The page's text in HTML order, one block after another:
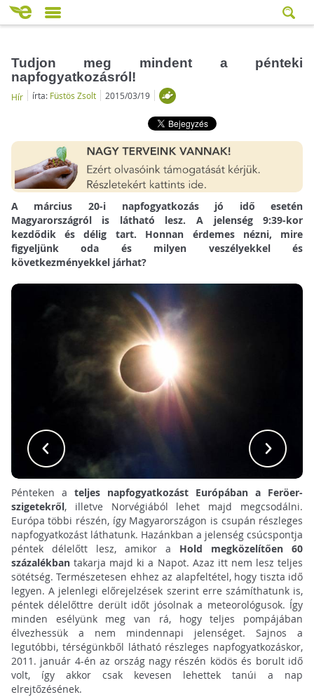
Tudjon meg mindent a pénteki
napfogyatkozásról!
Hír írta: Füstös Zsolt 2015/03/19
A március 20-i napfogyatkozás jó idő esetén
Magyarországról is látható lesz. A jelenség 9:39-kor
kezdődik és délig tart. Honnan érdemes nézni, mire
figyeljünk oda és milyen veszélyekkel és
következményekkel járhat?
Pénteken a teljes napfogyatkozást Európában a Feröer-
szigetekről, illetve Norvégiából lehet majd megcsodálni.
Európa többi részén, így Magyarországon is csupán részleges
napfogyatkozást láthatunk. Hazánkban a jelenség csúcspontja
péntek délelőtt lesz, amikor a Hold megközelítően 60
százalékban takarja majd ki a Napot. Azaz itt nem lesz teljes
sötétség. Természetesen ehhez az alapfeltétel, hogy tiszta idő
legyen. A jelenlegi előrejelzések szerint erre számíthatunk is,
péntek délelőttre derült időt jósolnak a meteorológusok. Így
minden esélyünk meg van rá, hogy teljes pompájában
élvezhessük a nem mindennapi jelenséget. Sajnos a
legutóbbi, térségünkből látható részleges napfogyatkozáskor,
2011. január 4-én az ország nagy részén ködös és borult idő
volt, így akkor csak kevesen lehettek tanúi a nap
elrejtőzésének.